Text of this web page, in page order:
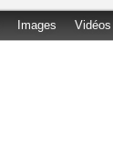
Images Vidéos